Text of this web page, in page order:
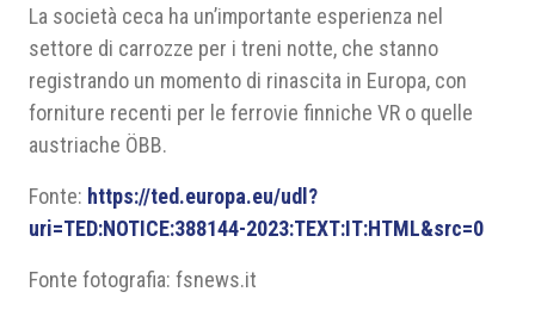
La società ceca ha un’importante esperienza nel
settore di carrozze per i treni notte, che stanno
registrando un momento di rinascita in Europa, con
forniture recenti per le ferrovie finniche VR o quelle
austriache ÖBB.
Fonte: https://ted.europa.eu/udl?
uri=TED:NOTICE:388144-2023:TEXT:IT:HTML&src=0
Fonte fotografia: fsnews.it